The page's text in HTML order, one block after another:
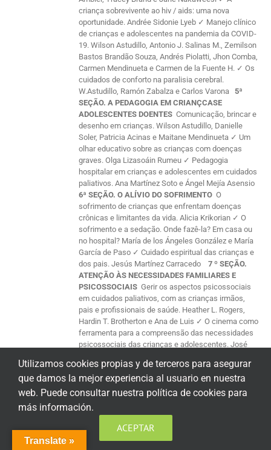
criança sobrevivente ao hiv / aids: uma nova
oportunidade. Andrée Sidonie Lyeb ✓ Manejo clínico
de crianças e adolescentes na pandemia da COVID-
19. Wilson Astudillo, Antonio J. Salinas M., Zemilson
Bastos Brandão Souza, Andrés Piolatti, Jhon Comba,
Carmen Mendinueta e Carmen de la Fuente H. ✓ Os
cuidados de conforto na paralisia cerebral.
W.Astudillo, Ramón Zabalza e Carlos Varona5ª
SEÇÃO. A PEDAGOGIA EM CRIANÇCASE
ADOLESCENTES DOENTES Comunicação, brincar e
desenho em crianças. Wilson Astudillo, Danielle
Soler, Patricia Acinas e Maitane Mendinueta ✓ Um
olhar educativo sobre as crianças com doenças
graves. Olga Lizasoáin Rumeu ✓ Pedagogia
hospitalar em crianças e adolescentes em cuidados
paliativos. Ana Martínez Soto e Ángel Mejía Asensio
6ª SEÇÃO. O ALÍVIO DO SOFRIMENTO O
sofrimento de crianças que enfrentam doenças
crônicas e limitantes da vida. Alicia Krikorian ✓ O
sofrimento e a sedação. Onde fazê-la? Em casa ou
no hospital? María de los Ángeles González e María
García de Paso ✓ Cuidado espiritual das crianças e
dos pais. Jesús Martínez Carracedo
7 º SEÇÃO.
ATENÇÃO ÀS NECESSIDADES FAMILIARES E
PSICOSSOCIAIS Gerir os aspectos psicossociais
em cuidados paliativos, com as crianças irmãos,
pais e profissionais de saúde. Heather L. Rogers,
Hardin T. Brotherton e Ana de Luis ✓ O cinema como
ferramenta para a compreensão das necessidades
psicossociais das crianças e adolescentes. José
Lucila Merino ✓ A paralisia cerebral no cinema.
Maria Lucila Merino Marcos ✓ A criança diante da
morte. Necessidades da família após a sua perda.
Ziortza Carranza R ✓ Luto dos pais pela morte de um
filho. Alfonso García H., Martín Rodríguez e Pedro
Ruyman ✓ O luto nas crianças face à perda de em
Translate »
Utilizamos cookies propias y de terceros para asegurar
que damos la mejor experiencia al usuario en nuestra
web. Puede consultar nuestra política de cookies para
más información.
ACEPTAR